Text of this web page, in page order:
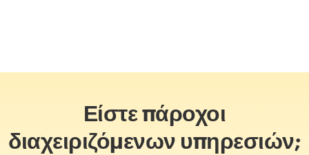
Είστε πάροχοι
διαχειριζόμενων υπηρεσιών;